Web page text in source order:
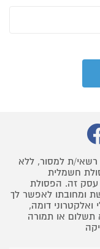
ת למסור, ללא
חשמלית
עסק זה. הפסולת
ומחובתו לאפשר לך
דומה,
או תמורה